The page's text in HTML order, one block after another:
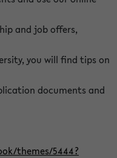
and job offers,
you will find tips on
documents and
themes/5444?